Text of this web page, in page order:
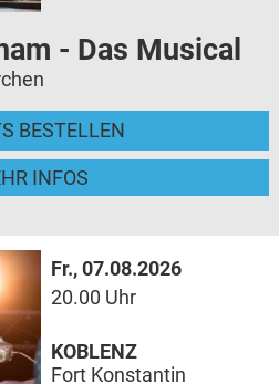
- Das Musical
BESTELLEN
INFOS
Fr., 07.08.2026
20.00 Uhr
KOBLENZ
Fort Konstantin